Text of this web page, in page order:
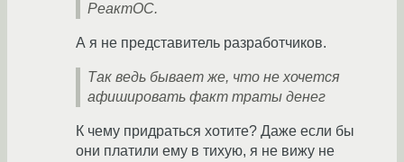
РеактОС.
А я не представитель разработчиков.
Так ведь бывает же, что не хочется
афишировать факт траты денег
К чему придраться хотите? Даже если бы
они платили ему в тихую, я не вижу не